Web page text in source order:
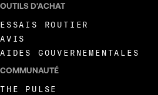
OUTILS D'ACHAT
ESSAIS ROUTIER
AVIS
AIDES GOUVERNEMENTALES
COMMUNAUTÉ
THE PULSE